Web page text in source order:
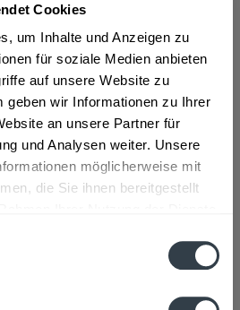
Cookies
um Inhalte und Anzeigen zu
für soziale Medien anbieten
auf unsere Website zu
geben wir Informationen zu Ihrer
an unsere Partner für
und Analysen weiter. Unsere
möglicherweise mit
die Sie ihnen bereitgestellt